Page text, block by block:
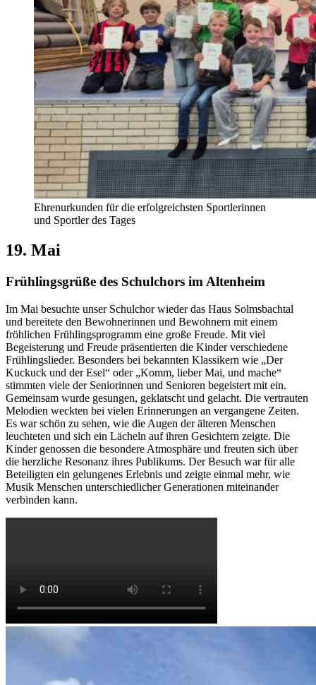
Ehrenurkunden für die erfolgreichsten Sportlerinnen
und Sportler des Tages
19. Mai
Frühlingsgrüße des Schulchors im Altenheim
Im Mai besuchte unser Schulchor wieder das Haus Solmsbachtal
und bereitete den Bewohnerinnen und Bewohnern mit einem
fröhlichen Frühlingsprogramm eine große Freude. Mit viel
Begeisterung und Freude präsentierten die Kinder verschiedene
Frühlingslieder. Besonders bei bekannten Klassikern wie „Der
Kuckuck und der Esel“ oder „Komm, lieber Mai, und mache“
stimmten viele der Seniorinnen und Senioren begeistert mit ein.
Gemeinsam wurde gesungen, geklatscht und gelacht. Die vertrauten
Melodien weckten bei vielen Erinnerungen an vergangene Zeiten.
Es war schön zu sehen, wie die Augen der älteren Menschen
leuchteten und sich ein Lächeln auf ihren Gesichtern zeigte. Die
Kinder genossen die besondere Atmosphäre und freuten sich über
die herzliche Resonanz ihres Publikums. Der Besuch war für alle
Beteiligten ein gelungenes Erlebnis und zeigte einmal mehr, wie
Musik Menschen unterschiedlicher Generationen miteinander
verbinden kann.